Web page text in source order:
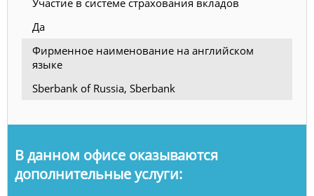
Да
Фирменное наименование на английском
языке
Sberbank of Russia, Sberbank
В данном офисе оказываются
дополнительные услуги: